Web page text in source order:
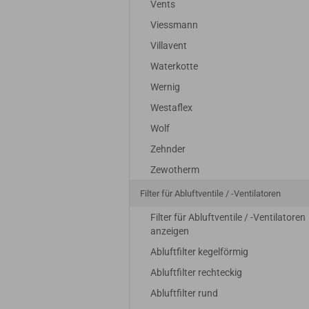
18,45 EUR zzgl. 19%Vents
Viessmann
Villavent
Waterkotte
Wernig
Westaflex
Wolf
Zehnder
Zewotherm
Filter für Abluftventile / -Ventilatoren
Filter für Abluftventile / -Ventilatoren
anzeigen
Abluftfilter kegelförmig
Abluftfilter rechteckig
Abluftfilter rund